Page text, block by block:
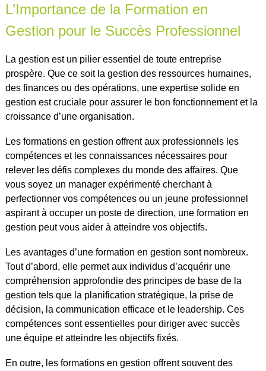
L’Importance de la Formation en
Gestion pour le Succès Professionnel
La gestion est un pilier essentiel de toute entreprise
prospère. Que ce soit la gestion des ressources humaines,
des finances ou des opérations, une expertise solide en
gestion est cruciale pour assurer le bon fonctionnement et la
croissance d’une organisation.
Les formations en gestion offrent aux professionnels les
compétences et les connaissances nécessaires pour
relever les défis complexes du monde des affaires. Que
vous soyez un manager expérimenté cherchant à
perfectionner vos compétences ou un jeune professionnel
aspirant à occuper un poste de direction, une formation en
gestion peut vous aider à atteindre vos objectifs.
Les avantages d’une formation en gestion sont nombreux.
Tout d’abord, elle permet aux individus d’acquérir une
compréhension approfondie des principes de base de la
gestion tels que la planification stratégique, la prise de
décision, la communication efficace et le leadership. Ces
compétences sont essentielles pour diriger avec succès
une équipe et atteindre les objectifs fixés.
En outre, les formations en gestion offrent souvent des